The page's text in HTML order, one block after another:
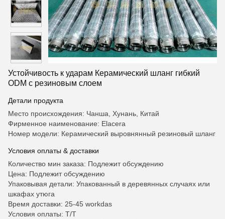
Устойчивость к ударам Керамический шланг гибкий
ODM с резиновым слоем
Детали продукта
Место происхождения: Чанша, Хунань, Китай
Фирменное наименование: Elacera
Номер модели: Керамический выровнянный резиновый шланг
Условия оплаты & доставки
Количество мин заказа: Подлежит обсуждению
Цена: Подлежит обсуждению
Упаковывая детали: Упакованный в деревянных случаях или
шкафах утюга
Время доставки: 25-45 workdas
Условия оплаты: T/T